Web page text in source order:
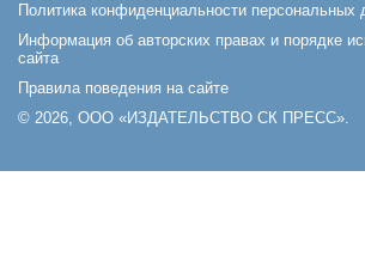
Политика конфиденциальности персональных
Информация об авторских правах и порядке
сайта
Правила поведения на сайте
© 2026, ООО «ИЗДАТЕЛЬСТВО СК ПРЕСС».